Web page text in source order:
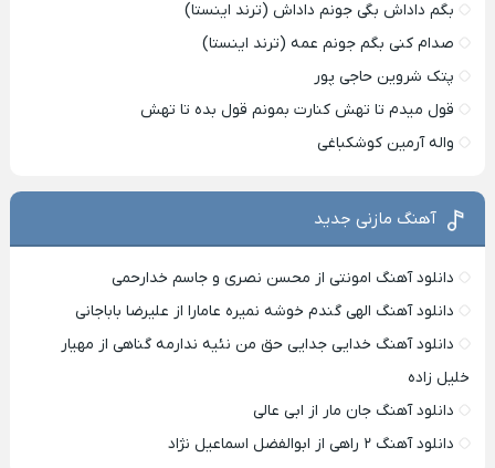
بگم داداش بگی جونم داداش (ترند اینستا)
صدام کنی بگم جونم عمه (ترند اینستا)
پتک شروین حاجی پور
قول میدم تا تهش کنارت بمونم قول بده تا تهش
واله آرمین کوشکباغی
آهنگ مازنی جدید
دانلود آهنگ امونتی از محسن نصری و جاسم خدارحمی
دانلود آهنگ الهی گندم خوشه نمیره عامارا از علیرضا باباجانی
دانلود آهنگ خدایی جدایی حق من نئیه ندارمه گناهی از مهیار
خلیل زاده
دانلود آهنگ جان مار از ابی عالی
دانلود آهنگ ۲ راهی از ابوالفضل اسماعیل نژاد